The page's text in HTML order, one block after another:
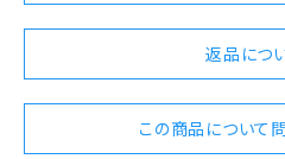
返品につ
この商品について